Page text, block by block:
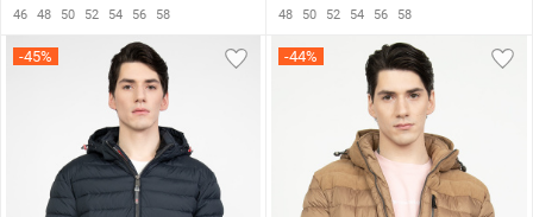
46 48 50 52 54 56 58 48 50 52 54 56 58
-45% -44%